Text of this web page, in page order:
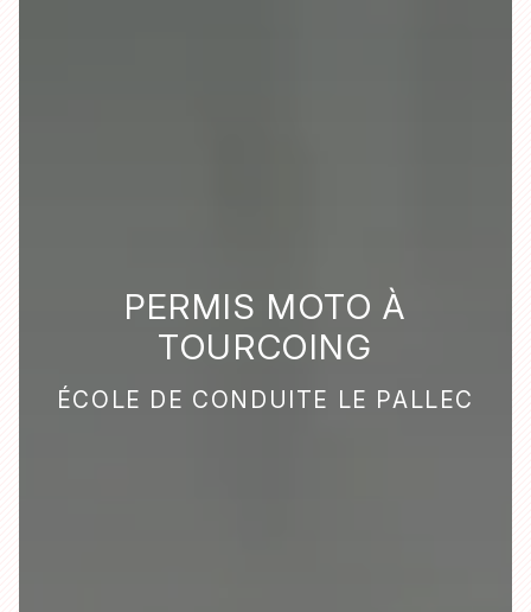
PERMIS MOTO À
TOURCOING
ÉCOLE DE CONDUITE LE PALLEC